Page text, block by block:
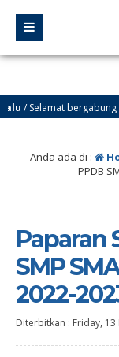
/ Selamat bergabung
/ SELAMAT DATANG DI
Anda ada di :
PPDB
Paparan
SMP
2022-
Diterbitkan : Friday, 13